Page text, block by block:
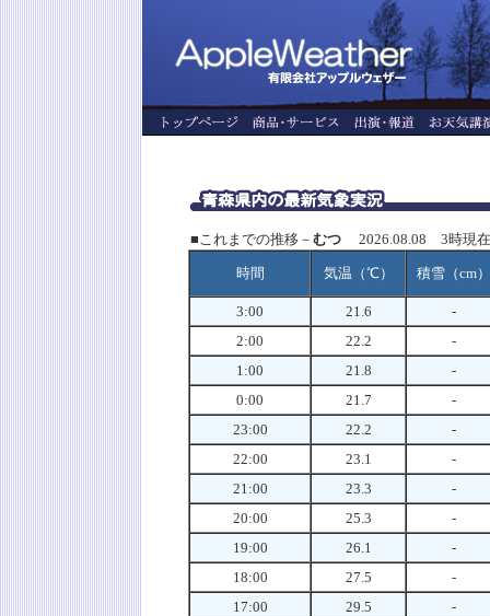
■これまでの推移－ むつ 2026.08.08 3時現在
時間 気温（℃） 積雪（cm）
3:00 21.6
-
2:00
22.2
-
1:00
21.8
-
0:00
21.7
-
23:00
22.2
-
22:00
23.1
-
21:00
23.3
-
20:00
25.3
-
19:00
26.1
-
18:00
27.5
-
17:00
29.5
-